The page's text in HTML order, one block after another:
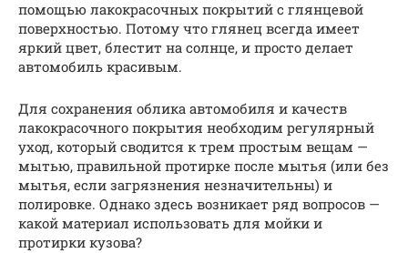
помощью лакокрасочных покрытий с глянцевой
поверхностью. Потому что глянец всегда имеет
яркий цвет, блестит на солнце, и просто делает
автомобиль красивым.
Для сохранения облика автомобиля и качеств
лакокрасочного покрытия необходим регулярный
уход, который сводится к трем простым вещам —
мытью, правильной протирке после мытья (или без
мытья, если загрязнения незначительны) и
полировке. Однако здесь возникает ряд вопросов —
какой материал использовать для мойки и
протирки кузова?